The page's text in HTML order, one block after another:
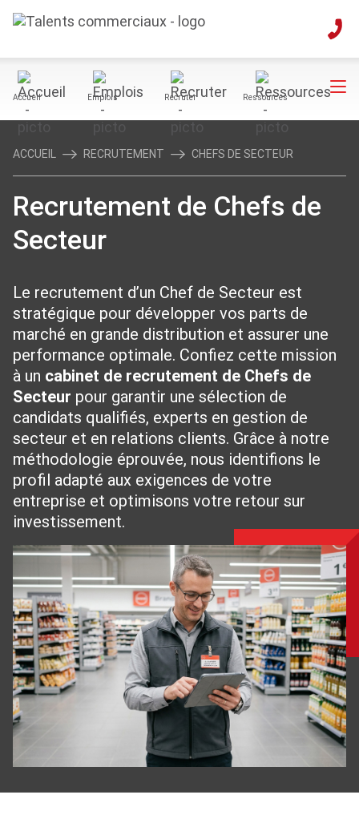
Accueil Emplois Recruter Ressources
ACCUEIL RECRUTEMENT CHEFS DE SECTEUR
Recrutement de Chefs de
Secteur
Le recrutement d’un Chef de Secteur est
stratégique pour développer vos parts de
marché en grande distribution et assurer une
performance optimale. Confiez cette mission
à un cabinet de recrutement de Chefs de
Secteur pour garantir une sélection de
candidats qualifiés, experts en gestion de
secteur et en relations clients. Grâce à notre
méthodologie éprouvée, nous identifions le
profil adapté aux exigences de votre
entreprise et optimisons votre retour sur
investissement.